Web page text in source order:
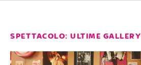
SPETTACOLO: ULTIME GALLERY